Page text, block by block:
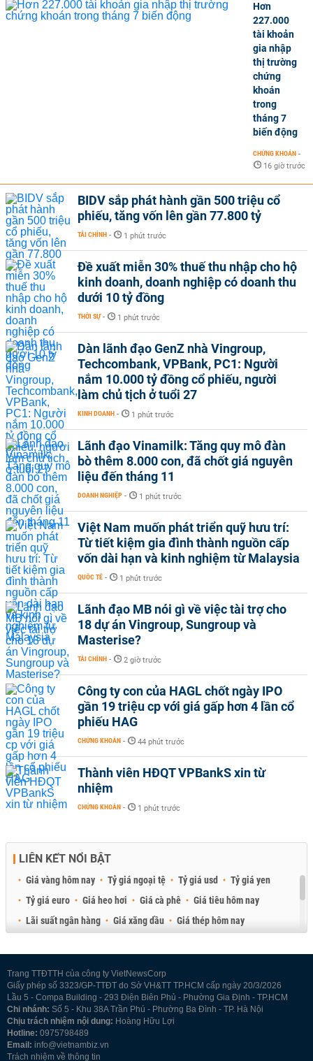
Hơn
227.000
tài khoản
gia nhập
thị trường
chứng
khoán
trong
tháng 7
biến động
CHỨNG KHOÁN -
16 giờ trước
BIDV sắp phát hành gần 500 triệu cổ
phiếu, tăng vốn lên gần 77.800 tỷ
TÀI CHÍNH - 1 phút trước
Đề xuất miễn 30% thuế thu nhập cho hộ
kinh doanh, doanh nghiệp có doanh thu
dưới 10 tỷ đồng
THỜI SỰ - 1 phút trước
Dàn lãnh đạo GenZ nhà Vingroup,
Techcombank, VPBank, PC1: Người
nắm 10.000 tỷ đồng cổ phiếu, người
làm chủ tịch ở tuổi 27
KINH DOANH - 1 phút trước
Lãnh đạo Vinamilk: Tăng quy mô đàn
bò thêm 8.000 con, đã chốt giá nguyên
liệu đến tháng 11
DOANH NGHIỆP - 1 phút trước
Việt Nam muốn phát triển quỹ hưu trí:
Từ tiết kiệm gia đình thành nguồn cấp
vốn dài hạn và kinh nghiệm từ Malaysia
QUỐC TẾ - 1 phút trước
Lãnh đạo MB nói gì về việc tài trợ cho
18 dự án Vingroup, Sungroup và
Masterise?
TÀI CHÍNH - 2 giờ trước
Công ty con của HAGL chốt ngày IPO
gần 19 triệu cp với giá gấp hơn 4 lần cổ
phiếu HAG
CHỨNG KHOÁN - 44 phút trước
Thành viên HĐQT VPBankS xin từ
nhiệm
CHỨNG KHOÁN - 1 phút trước
LIÊN KẾT NỔI BẬT
Giá vàng hôm nay Tỷ giá ngoại tệ Tỷ giá usd
Tỷ giá yen
Tỷ giá euro
Giá heo hơi Giá cà phê
Giá tiêu hôm nay
Lãi suất ngân hàng
Giá xăng dầu
Giá thép hôm nay
Trang TTĐTTH của công ty VietNewsCorp
Giấy phép số 3323/GP-TTĐT do Sở VH&TT TP.HCM cấp ngày 20/3/2026
Lầu 5 - Compa Building - 293 Điện Biên Phủ - Phường Gia Định - TP.HCM
Chi nhánh: Số 5 - Khu 38A Trần Phú - Phường Ba Đình - TP. Hà Nội
Chịu trách nhiệm nội dung: Hoàng Hữu Lợi
Hotline: 0975798489
Email: info@vietnambiz.vn
Trách nhiệm về thông tin